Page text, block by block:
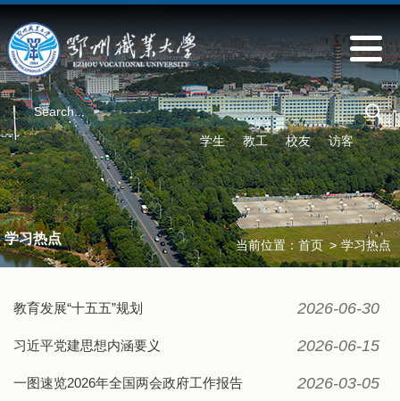
学生 教工 校友 访客
学习热点 当前位置： 首页 > 学习热点
​教育发展“十五五”规划 2026-06-30
习近平党建思想内涵要义 2026-06-15
一图速览2026年全国两会政府工作报告 2026-03-05